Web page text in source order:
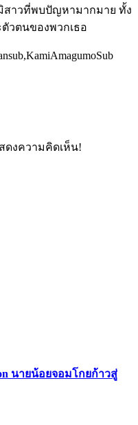
สาวที่พบปัญหามากมาย ทั้ง
วตนของพวกเธอ
ดงความคิดเห็น!
นายน้อยจอมโกยก้าวสู่